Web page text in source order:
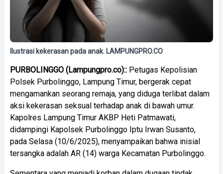
Ilustrasi kekerasan pada anak. LAMPUNGPRO.CO
PURBOLINGGO (Lampungpro.co):: Petugas Kepolisian
Polsek Purbolinggo, Lampung Timur, bergerak cepat
mengamankan seorang remaja, yang diduga terlibat dalam
aksi kekerasan seksual terhadap anak di bawah umur.
Kapolres Lampung Timur AKBP Heti Patmawati,
didampingi Kapolsek Purbolinggo Iptu Irwan Susanto,
pada Selasa (10/6/2025), menyampaikan bahwa inisial
tersangka adalah AR (14) warga Kecamatan Purbolinggo.